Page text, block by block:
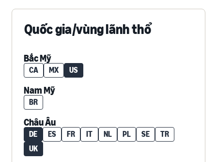
Quốc gia/vùng lãnh thổ
Bắc Mỹ
CA MX US
Nam Mỹ
BR
Châu Âu
DE ES FR IT NL PL SE
TR
UK